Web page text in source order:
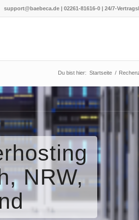
support@baebeca.de| 02261-81616-0| 24/7-
Du bist hier: Startseite /
NRW,